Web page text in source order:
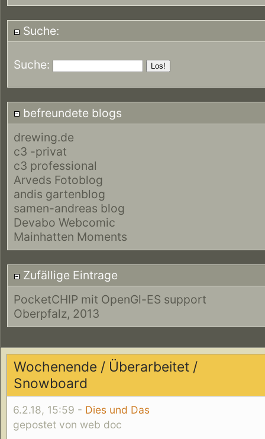
Suche:
Suche:
befreundete blogs
drewing.de
c3 -privat
c3 professional
Arveds Fotoblog
andis gartenblog
samen-andreas blog
Devabo Webcomic
Mainhatten Moments
Zufällige Eintrage
PocketCHIP mit OpenGl-ES support
Oberpfalz, 2013
Wochenende / Überarbeitet /
Snowboard
6.2.18, 15:59 - Dies und Das
gepostet von web doc